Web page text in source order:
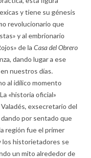
y tiene su génesis
revolucionario que
y al embrionario
de la Casa del Obrero
dando lugar a ese
nuestros días.
al idílico momento
«historia oficial»
exsecretario del
por sentado que
región fue el primer
los historietadores se
un mito alrededor de